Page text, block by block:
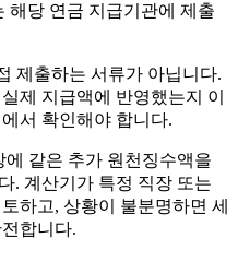
해당 연금 지급기관에 제출
제출하는 서류가 아닙니다.
제 지급액에 반영했는지 이
서 확인해야 합니다.
같은 추가 원천징수액을
. 계산기가 특정 직장 또는
하고, 상황이 불분명하면 세
합니다.